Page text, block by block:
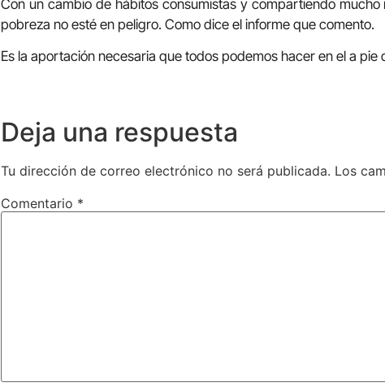
Con un cambio de hábitos consumistas y compartiendo
pobreza no esté en peligro. Como dice el informe que comento.
Es la aportación necesaria que todos podemos hacer en el a pie
Deja una respuesta
Tu dirección de correo electrónico no será publicada. Los
Comentario *